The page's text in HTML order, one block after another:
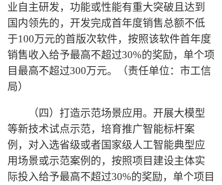
业自主研发，功能或性能有重大突破且达到
国内领先的，开发完成首年度销售总额不低
于100万元的首版次软件，按照该软件首年度
销售收入给予最高不超过30%的奖励，单个项
目最高不超过300万元。（责任单位：市工信
局）
（四）打造示范场景应用。开展大模型
等新技术试点示范，培育推广智能标杆案
例，对入选省级或者国家级人工智能典型应
用场景或示范案例的，按照项目建设主体实
际投入给予最高不超过30%的奖励，单个项目